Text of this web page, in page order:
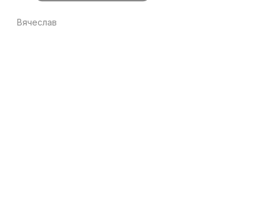
Вячеслав